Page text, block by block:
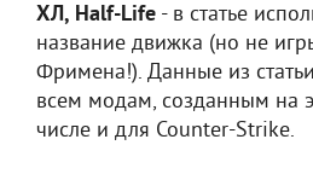
ХЛ, Half-Life - в статье
название движка (но не
Фримена!). Данные из
всем модам, созданным на
числе и для Counter-Strike.